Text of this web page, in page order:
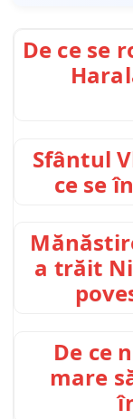
De ce se
Sfântul
ce se
a trăit
De ce
mare